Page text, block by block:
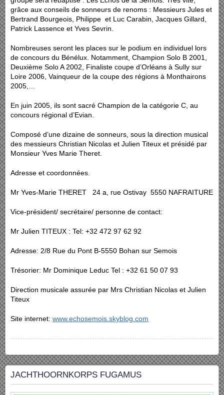
grâce aux conseils de sonneurs de renoms : Messieurs Jules et
Bertrand Bourgeois, Philippe et Luc Carabin, Jacques Gillard,
Patrick Lassence et Yves Sevrin.
Nombreuses seront les places sur le podium en individuel lors
de concours du Bénélux. Notamment, Champion Solo B 2001,
Deuxième Solo A 2002, Finaliste coupe d’Orléans à Sully sur
Loire 2006, Vainqueur de la coupe des régions à Monthairons
2005,…
En juin 2005, ils sont sacré Champion de la catégorie C, au
concours régional d’Evian.
Composé d’une dizaine de sonneurs, sous la direction musical
des messieurs Christian Nicolas et Julien Titeux et présidé par
Monsieur Yves Marie Theret.
Adresse et coordonnées.
Mr Yves-Marie THERET 24 a, rue Ostivay 5550 NAFRAITURE
Vice-président/ secrétaire/ personne de contact:
Mr Julien TITEUX : Tel: +32 472 97 62 92
Adresse: 2/8 Rue du Pont B-5550 Bohan sur Semois
Trésorier: Mr Dominique Leduc Tel : +32 61 50 07 93
Direction musicale assurée par Mrs Christian Nicolas et Julien
Titeux
Site internet: www.echosemois.skyblog.com
JACHTHOORNKORPS FUGAMUS